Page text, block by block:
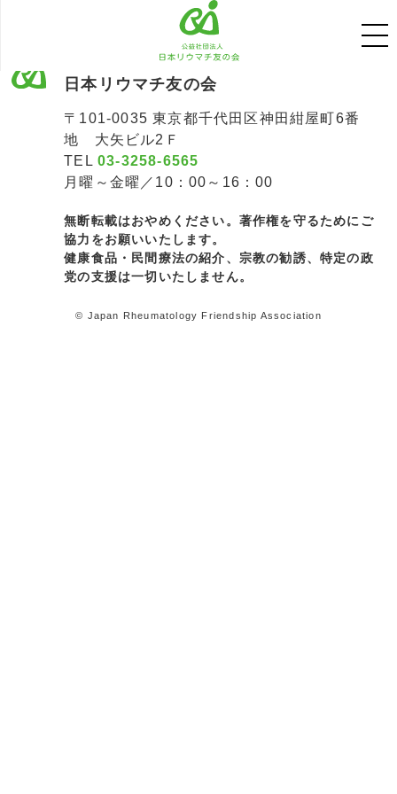
日本リウマチ友の会
〒101-0035 東京都千代田区神田紺屋町6番
地 大矢ビル2Ｆ
TEL 03-3258-6565
月曜～金曜／10：00～16：00
無断転載はおやめください。著作権を守るためにご
協力をお願いいたします。
健康食品・民間療法の紹介、宗教の勧誘、特定の政
党の支援は一切いたしません。
© Japan Rheumatology Friendship Association